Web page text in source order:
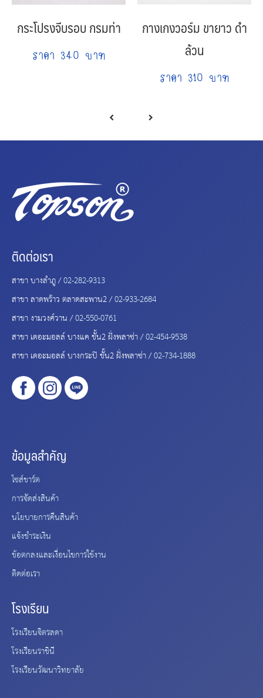
กระโปรงจีบรอบ กรมท่า
ราคา 340 บาท
กางเกงวอร์ม ขายาว ดำ
ล้วน
ราคา 310 บาท
ติดต่อเรา
สาขา บางลำภู /02-282-9313
สาขา ลาดพร้าว ตลาดสะพาน2 /02-933-2684
สาขา งามวงศ์วาน /02-550-0761
สาขา เดอะมอลล์ บางแค ชั้น2 ฝั่งพลาซ่า /02-454-9538
สาขา เดอะมอลล์ บางกระปิ ชั้น2 ฝั่งพลาซ่า /02-734-1888
ข้อมูลสำคัญ
ไซส์ชาร์ต
การจัดส่งสินค้า
นโยบายการคืนสินค้า
แจ้งชำระเงิน
ข้อตกลงและเงื่อนไขการใช้งาน
ติดต่อเรา
โรงเรียน
โรงเรียนจิตรลดา
โรงเรียนราชินี
โรงเรียนวัฒนาวิทยาลัย